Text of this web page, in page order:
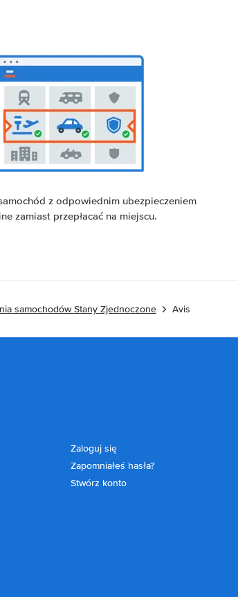
z odpowiednim ubezpieczeniem
zamiast przepłacać na miejscu.
samochodów Stany Zjednoczone Avis
Zaloguj się
Zapomniałeś hasła?
Stwórz konto